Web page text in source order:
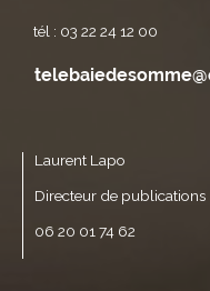
tél : 03 22 24 12 00
Laurent Lapo
Directeur de publications
06 20 01 74 62